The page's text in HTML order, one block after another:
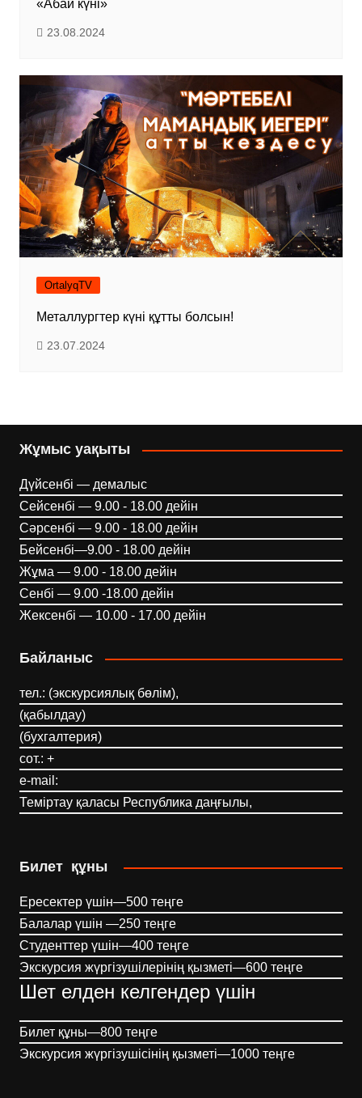
«Абай күні»
23.08.2024
OrtalyqTV
Металлургтер күні құтты болсын!
23.07.2024
Жұмыс уақыты
Дүйсенбі — демалыс
Сейсенбі — 9.00 - 18.00 дейін
Сәрсенбі — 9.00 - 18.00 дейін
Бейсенбі—9.00 - 18.00 дейін
Жұма — 9.00 - 18.00 дейін
Сенбі — 9.00 -18.00 дейін
Жексенбі — 10.00 - 17.00 дейін
Байланыс
тел.: (экскурсиялық бөлім),
(қабылдау)
(бухгалтерия)
сот.: +
e-mail:
Теміртау қаласы Республика даңғылы,
Билет құны
Ересектер үшін—500 теңге
Балалар үшін —250 теңге
Студенттер үшін—400 теңге
Экскурсия жүргізушілерінің қызметі—600 теңге
Шет елден келгендер үшін
Билет құны—800 теңге
Экскурсия жүргізушісінің қызметі—1000 теңге